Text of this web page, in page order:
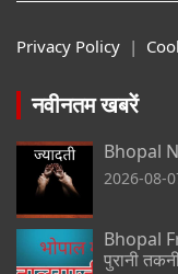
Privacy Policy |
नवीनतम खबरें
Bhopal
2026-08-
Bhopal
पुरानी